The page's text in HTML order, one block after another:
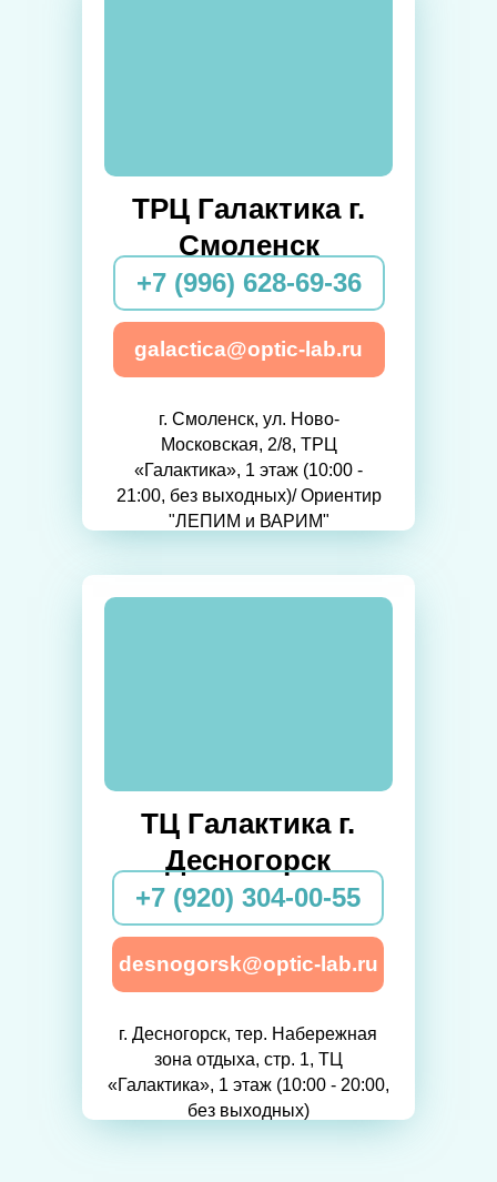
ТЦ Галактика г.
Десногорск
+7 (920) 304-00-55
desnogorsk@optic-lab.ru
г. Десногорск, тер. Набережная
зона отдыха, стр. 1, ТЦ
«Галактика», 1 этаж (10:00 - 20:00,
без выходных)
+7 (996) 628-69-36
galactica@optic-lab.ru
ТРЦ Галактика г.
Смоленск
г. Смоленск, ул. Ново-
Московская, 2/8, ТРЦ
«Галактика», 1 этаж (10:00 -
21:00, без выходных)/ Ориентир
"ЛЕПИМ и ВАРИМ"